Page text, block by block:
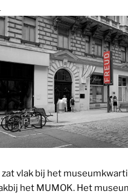
zat vlak bij het
het MUMOK. Het